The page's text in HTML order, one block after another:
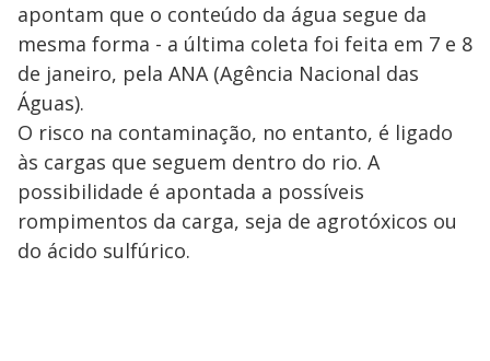
apontam que o conteúdo da água segue da
mesma forma - a última coleta foi feita em 7 e 8
de janeiro, pela ANA (Agência Nacional das
Águas).
O risco na contaminação, no entanto, é ligado
às cargas que seguem dentro do rio. A
possibilidade é apontada a possíveis
rompimentos da carga, seja de agrotóxicos ou
do ácido sulfúrico.